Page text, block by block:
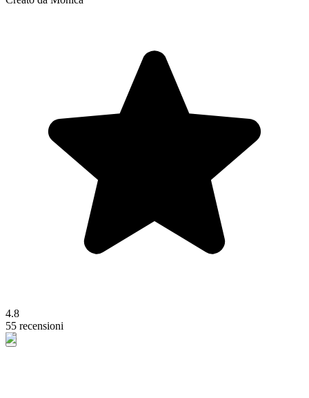
4.8
55 recensioni